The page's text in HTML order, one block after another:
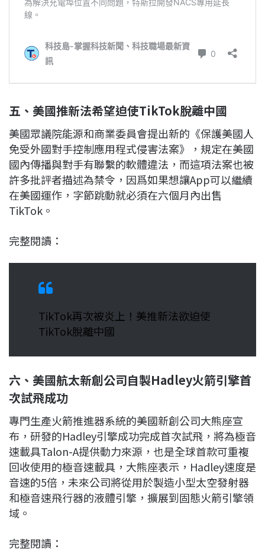
五、美國推新法希望迫使TikTok脫離中國
美國眾議院能源和商業委員會提出新的《保護美國人
免受外國對手控制應用程式侵害法案》，規定在美國
國內傳播與對手有聯繫的軟體違法，而這項法案也被
許多批評者描述為禁令，因爲如果想讓App可以繼續
在美國運作，字節跳動就必須在六個月內出售
TikTok。
完整閱讀：
TikTok再次被炎上！美推新法欲迫使
TikTok脫離中國
六、美國航太新創公司自製Hadley火箭引擎首
次試飛成功
專門生產火箭推進器系統的美國新創公司大熊座宣
布，研發的Hadley引擎成功完成首次試飛，將為極音
速載具Talon-A提供動力來源，也是全球首款可重複
回收使用的極音速載具，大熊座表示，Hadley速度是
音速的5倍，未來公司將從用於製造小型太空發射器
和極音速飛行器的液體引擎，擴展到固態火箭引擎領
域。
完整閱讀：